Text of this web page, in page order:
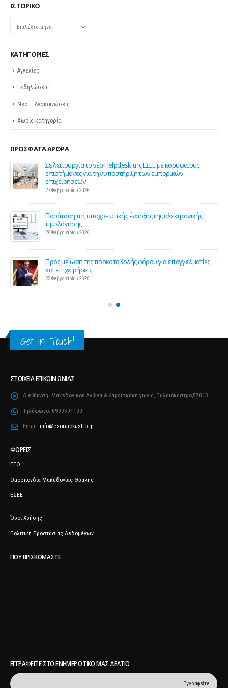
ΙΣΤΟΡΙΚΌ
Ιστορικό
KΑΤΗΓΟΡΊΕΣ
Αγγελίες
Εκδηλώσεις
Νέα – Ανακοινώσεις
Χωρίς κατηγορία
ΠΡΌΣΦΑΤΑ ΆΡΘΡΑ
Σε λειτουργία το νέο Helpdesk της ΕΣΕΕ με κορυφαίους
επιστήμονες για την υποστήριξη των εμπορικών
επιχειρήσεων
27 Φεβρουαρίου 2026
Παράταση της υποχρεωτικής έναρξης της ηλεκτρονικής
τιμολόγησης
26 Φεβρουαρίου 2026
Προς μείωση της προκαταβολής φόρου για επαγγελματίες
και επιχειρήσεις
25 Φεβρουαρίου 2026
Get in Touch!
ΣΤΟΙΧΕΊΑ ΕΠΙΚΟΙΝΩΝΊΑΣ
Διεύθυνση: Μακεδονικού Αγώνα & Καραΐσκάκη γωνία, Παλαιόκαστρο,57013
Τηλέφωνο: 6999501100
Email: info@esoraiokastro.gr
ΦΟΡΕΊΣ
ΕΕΘ
Ομοσπονδία Μακεδονίας Θράκης
ΕΣΕΕ
Όροι Χρήσης
Πολιτική Προστασίας Δεδομένων
ΠΟΥ ΒΡΙΣΚΌΜΑΣΤΕ
ΕΓΓΡΑΦΕΊΤΕ ΣΤΟ ΕΝΗΜΕΡΩΤΙΚΌ ΜΑΣ ΔΕΛΤΊΟ